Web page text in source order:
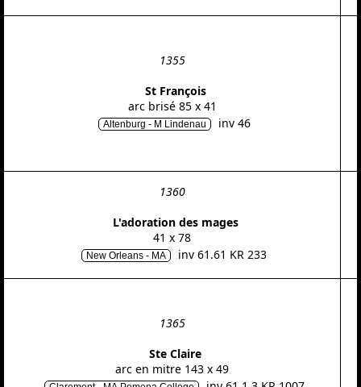
1355
St François
arc brisé 85 x 41
Altenburg - M Lindenau inv 46
1360
L'adoration des mages
41 x 78
New Orleans - MA inv 61.61 KR 233
1365
Ste Claire
arc en mitre 143 x 49